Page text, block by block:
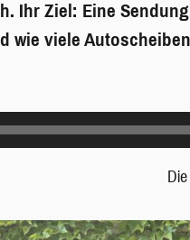
Ihr Ziel: Eine
wie viele